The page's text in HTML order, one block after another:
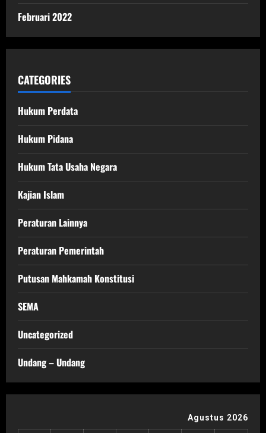
Februari 2022
CATEGORIES
Hukum Perdata
Hukum Pidana
Hukum Tata Usaha Negara
Kajian Islam
Peraturan Lainnya
Peraturan Pemerintah
Putusan Mahkamah Konstitusi
SEMA
Uncategorized
Undang – Undang
Agustus 2026